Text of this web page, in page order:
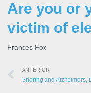
Are you or
victim of
Frances Fox
ANTERIOR